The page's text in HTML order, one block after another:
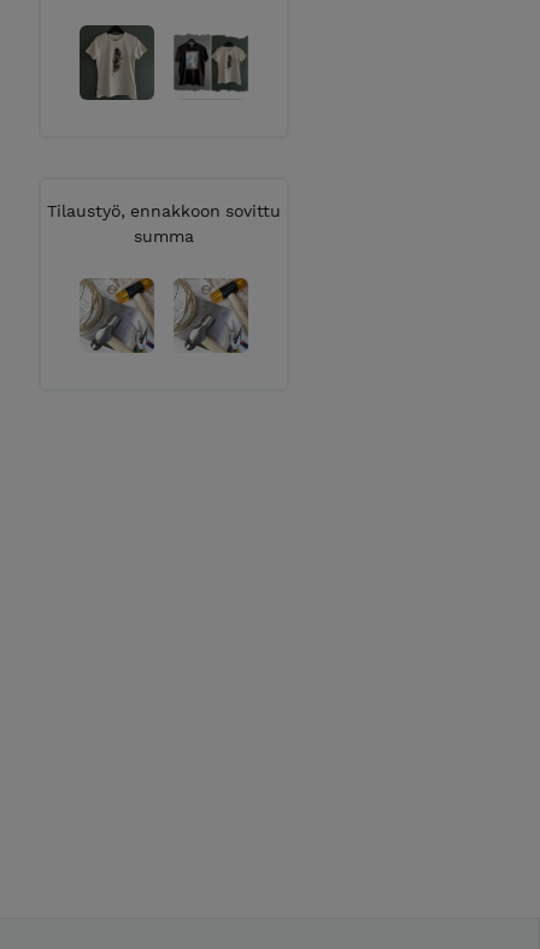
Tilaustyö, ennakkoon sovittu
summa